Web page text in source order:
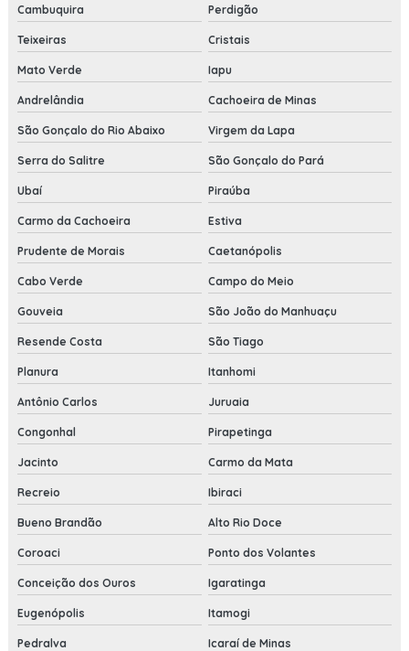
Cambuquira Perdigão
Teixeiras Cristais
Mato Verde Iapu
Andrelândia Cachoeira de Minas
São Gonçalo do Rio Abaixo Virgem da Lapa
Serra do Salitre São Gonçalo do Pará
Ubaí Piraúba
Carmo da Cachoeira Estiva
Prudente de Morais Caetanópolis
Cabo Verde Campo do Meio
Gouveia São João do Manhuaçu
Resende Costa São Tiago
Planura Itanhomi
Antônio Carlos Juruaia
Congonhal Pirapetinga
Jacinto Carmo da Mata
Recreio Ibiraci
Bueno Brandão Alto Rio Doce
Coroaci Ponto dos Volantes
Conceição dos Ouros Igaratinga
Eugenópolis Itamogi
Pedralva Icaraí de Minas